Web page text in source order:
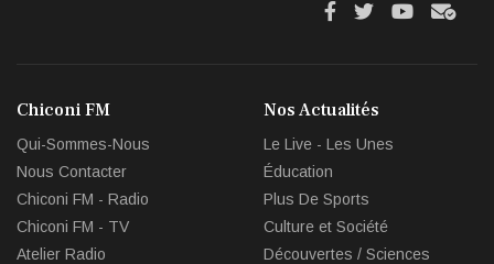
fa
fa
fab
fas
Chiconi FM
Qui-Sommes-Nous
Nous Contacter
Chiconi FM - Radio
Chiconi FM - TV
Atelier Radio
Nos Actualités
Le Live - Les Unes
Éducation
Plus De Sports
Culture et Société
Découvertes / Sciences